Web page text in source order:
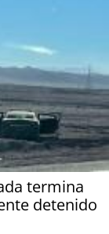
termina
detenido